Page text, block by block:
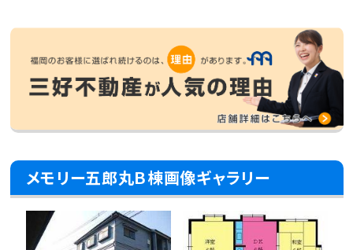
メモリー五郎丸Ｂ棟画像ギャラリー